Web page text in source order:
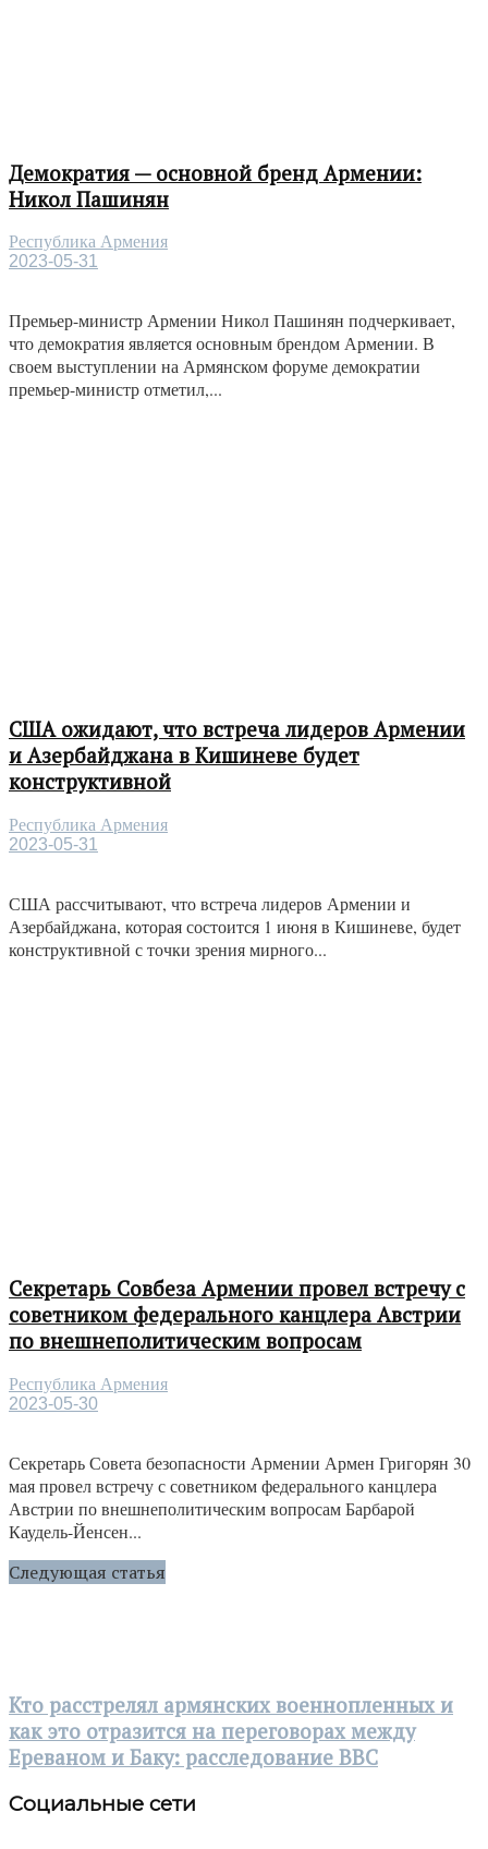
Демократия — основной бренд Армении:
Никол Пашинян
Республика Армения
2023-05-31
Премьер-министр Армении Никол Пашинян подчеркивает,
что демократия является основным брендом Армении. В
своем выступлении на Армянском форуме демократии
премьер-министр отметил,...
США ожидают, что встреча лидеров Армении
и Азербайджана в Кишиневе будет
конструктивной
Республика Армения
2023-05-31
США рассчитывают, что встреча лидеров Армении и
Азербайджана, которая состоится 1 июня в Кишиневе, будет
конструктивной с точки зрения мирного...
Секретарь Совбеза Армении провел встречу с
советником федерального канцлера Австрии
по внешнеполитическим вопросам
Республика Армения
2023-05-30
Секретарь Совета безопасности Армении Армен Григорян 30
мая провел встречу с советником федерального канцлера
Австрии по внешнеполитическим вопросам Барбарой
Каудель-Йенсен...
Следующая статья
Кто расстрелял армянских военнопленных и
как это отразится на переговорах между
Ереваном и Баку: расследование BBC
Социальные сети